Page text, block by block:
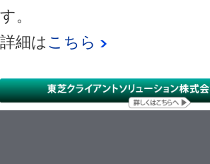
す。
詳細は こちら